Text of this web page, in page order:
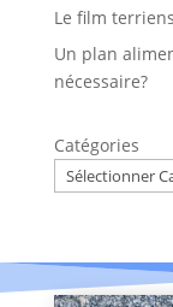
Le film
Un plan
nécessaire?
Catégories